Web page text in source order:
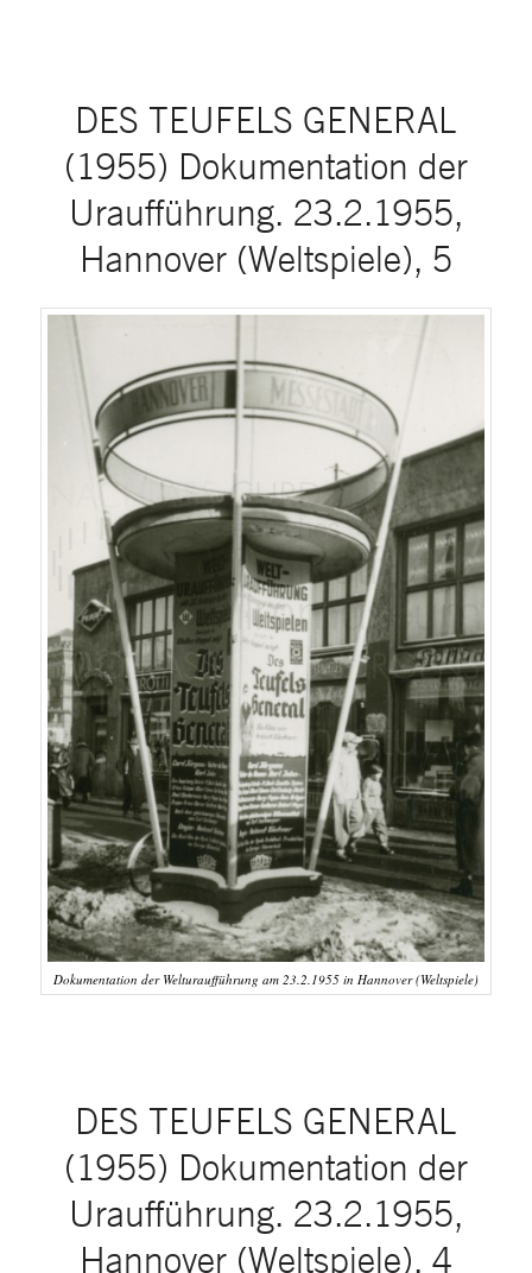
DES TEUFELS GENERAL
(1955) Dokumentation der
Uraufführung. 23.2.1955,
Hannover (Weltspiele), 5
Dokumentation der Welturaufführung am 23.2.1955 in Hannover (Weltspiele)
DES TEUFELS GENERAL
(1955) Dokumentation der
Uraufführung. 23.2.1955,
Hannover (Weltspiele), 4